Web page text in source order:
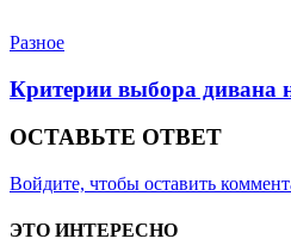
Разное
Критерии выбора дивана
ОСТАВЬТЕ ОТВЕТ
Войдите, чтобы оставить
ЭТО ИНТЕРЕСНО